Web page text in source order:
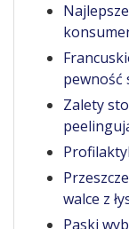
pewność
Zalety
walce z
Paski